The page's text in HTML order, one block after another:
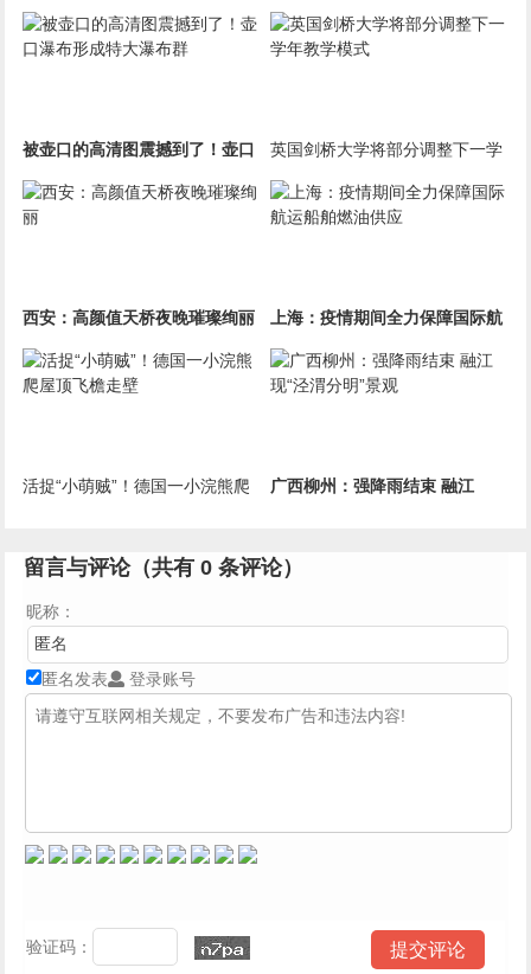
篸
开放
被壶口的高清图震撼到了！壶口
瀑布形成特大瀑布群
英国剑桥大学将部分调整下一学
年教学模式
西安：高颜值天桥夜晚璀璨绚丽
上海：疫情期间全力保障国际航
运船舶燃油供应
活捉“小萌贼”！德国一小浣熊爬
广西柳州：强降雨结束 融江
留言与评论（共有0 条评论）
昵称：
匿名发表 登录账号
验证码：